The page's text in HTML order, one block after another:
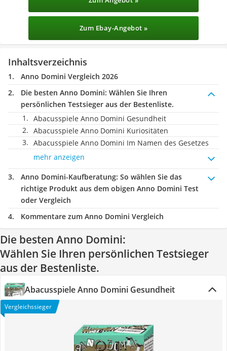
Zum Ebay-Angebot »
Inhaltsverzeichnis
Anno Domini Vergleich 2026
Die besten Anno Domini: Wählen Sie Ihren
persönlichen Testsieger aus der Bestenliste.
Abacusspiele Anno Domini Gesundheit
Abacusspiele Anno Domini Kuriositäten
Abacusspiele Anno Domini Im Namen des Gesetzes
mehr anzeigen
Anno Domini-Kaufberatung: So wählen Sie das
richtige Produkt aus dem obigen Anno Domini Test
oder Vergleich
Kommentare zum Anno Domini Vergleich
Die besten Anno Domini:
Wählen Sie Ihren persönlichen Testsieger
aus der Bestenliste.
Abacusspiele Anno Domini Gesundheit
Vergleichssieger